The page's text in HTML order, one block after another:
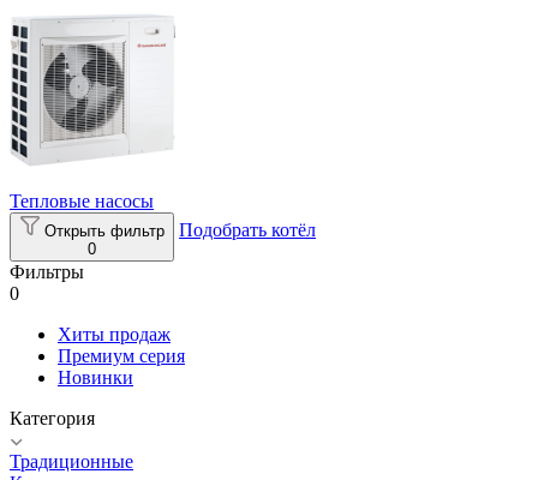
Тепловые насосы
Открыть фильтр
0
Подобрать котёл
Фильтры
0
Хиты продаж
Премиум серия
Новинки
Категория
Традиционные